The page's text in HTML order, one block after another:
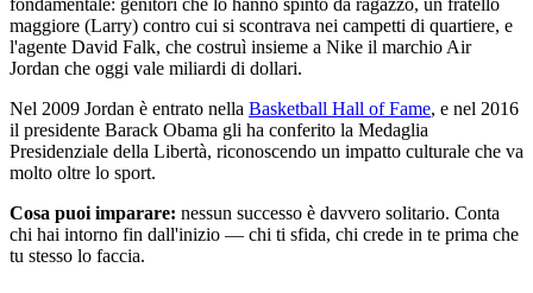
maggiore (Larry) contro cui si scontrava nei campetti di quartiere, e
l'agente David Falk, che costruì insieme a Nike il marchio Air
Jordan che oggi vale miliardi di dollari.
Nel 2009 Jordan è entrato nella Basketball Hall of Fame, e nel 2016
il presidente Barack Obama gli ha conferito la Medaglia
Presidenziale della Libertà, riconoscendo un impatto culturale che va
molto oltre lo sport.
Cosa puoi imparare: nessun successo è davvero solitario. Conta
chi hai intorno fin dall'inizio — chi ti sfida, chi crede in te prima che
tu stesso lo faccia.